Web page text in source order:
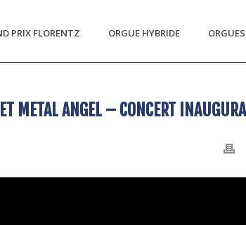
PRIX FLORENTZ ORGUE HYBRIDE
METAL ANGEL – CONCERT